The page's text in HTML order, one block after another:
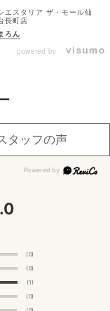
エスタリア ザ・モール仙
長町店
ろん
powered by
タッフの声
(0)
(0)
(1)
(0)